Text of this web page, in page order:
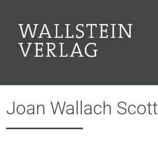
Joan Wallach Scott